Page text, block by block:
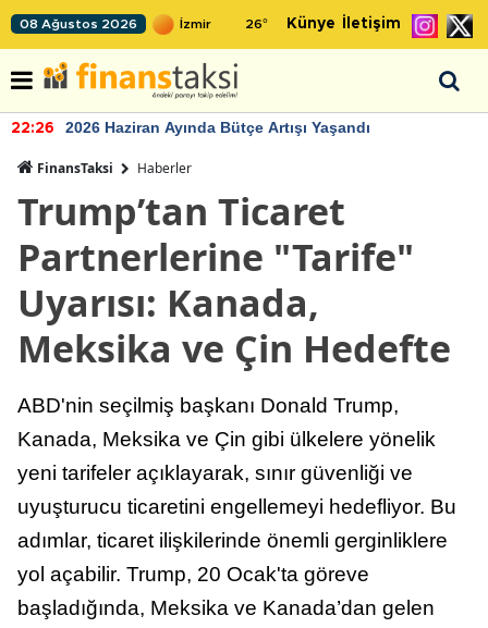
08 Ağustos 2026 26° Künye İletişim
22:26 2026 Haziran Ayında Bütçe Artışı Yaşandı
FinansTaksi Haberler
Trump’tan Ticaret
Partnerlerine "Tarife"
Uyarısı: Kanada,
Meksika ve Çin Hedefte
ABD'nin seçilmiş başkanı Donald Trump,
Kanada, Meksika ve Çin gibi ülkelere yönelik
yeni tarifeler açıklayarak, sınır güvenliği ve
uyuşturucu ticaretini engellemeyi hedefliyor. Bu
adımlar, ticaret ilişkilerinde önemli gerginliklere
yol açabilir. Trump, 20 Ocak'ta göreve
başladığında, Meksika ve Kanada’dan gelen